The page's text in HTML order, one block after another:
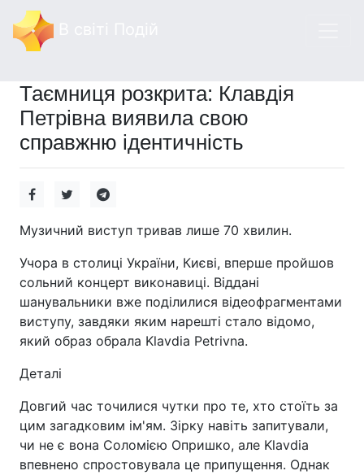
Таємниця розкрита: Клавдія
Петрівна виявила свою
справжню ідентичність
Музичний виступ тривав лише 70 хвилин.
Учора в столиці України, Києві, вперше пройшов
сольний концерт виконавиці. Віддані
шанувальники вже поділилися відеофрагментами
виступу, завдяки яким нарешті стало відомо,
який образ обрала Klavdia Petrivna.
Деталі
Довгий час точилися чутки про те, хто стоїть за
цим загадковим ім'ям. Зірку навіть запитували,
чи не є вона Соломією Опришко, але Klavdia
впевнено спростовувала це припущення. Однак